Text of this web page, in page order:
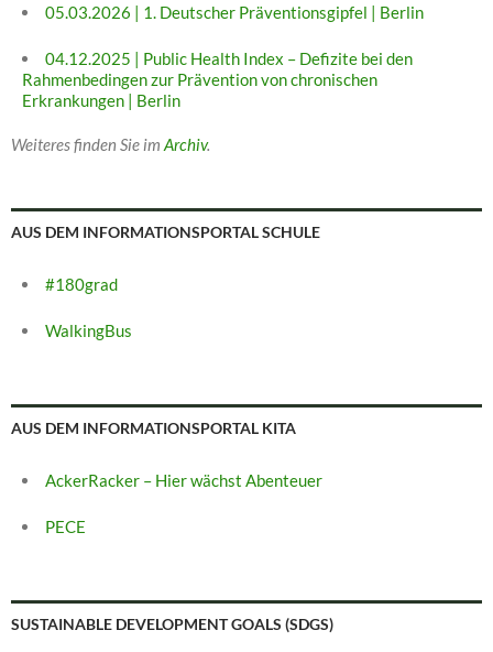
05.03.2026 | 1. Deutscher Präventionsgipfel | Berlin
04.12.2025 | Public Health Index – Defizite bei den
Rahmenbedingen zur Prävention von chronischen
Erkrankungen | Berlin
Weiteres finden Sie im Archiv.
AUS DEM INFORMATIONSPORTAL SCHULE
#180grad
WalkingBus
AUS DEM INFORMATIONSPORTAL KITA
AckerRacker – Hier wächst Abenteuer
PECE
SUSTAINABLE DEVELOPMENT GOALS (SDGS)